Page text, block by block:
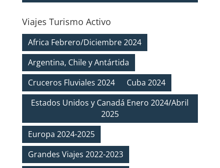
Viajes Turismo Activo
Africa Febrero/Diciembre 2024
Argentina, Chile y Antártida
Cruceros Fluviales 2024
Cuba 2024
Estados Unidos y Canadá Enero 2024/Abril
2025
Europa 2024-2025
Grandes Viajes 2022-2023